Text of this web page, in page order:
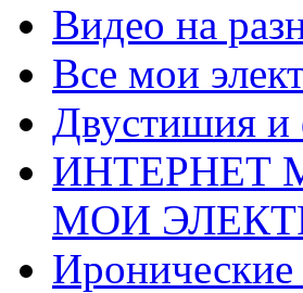
Видео на
Все мои
Двустишия и
ИНТЕРНЕТ
МОИ
Иронические